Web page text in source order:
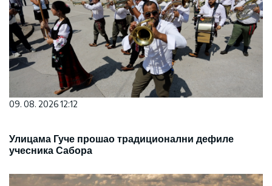
09. 08. 2026 12:12
Улицама Гуче прошао традиционални дефиле
учесника Сабора